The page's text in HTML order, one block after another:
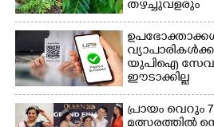
തഴച്ചുവളരും
യുപിഐ
ഈടാക്കില്ല
പ്രായം വെറും